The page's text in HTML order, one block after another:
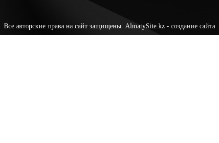
Все авторские права на сайт защищены. AlmatySite.kz - создание сайта